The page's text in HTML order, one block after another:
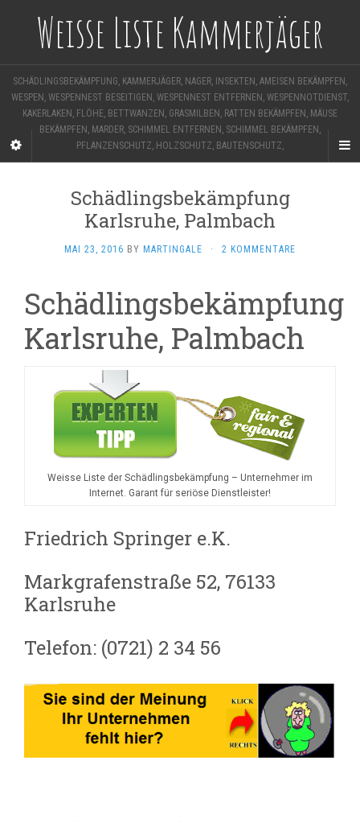
Weisse Liste Kammerjäger
SCHÄDLINGSBEKÄMPFUNG, KAMMERJÄGER, NAGER, INSEKTEN, AMEISEN BEKÄMPFEN,
WESPEN, WESPENNEST BESEITIGEN, WESPENNEST ENTFERNEN, WESPENNOTDIENST,
KAKERLAKEN, FLÖHE, BETTWANZEN, GRASMILBEN, RATTEN BEKÄMPFEN, MÄUSE
BEKÄMPFEN, MARDER, SCHIMMEL ENTFERNEN, SCHIMMEL BEKÄMPFEN,
PFLANZENSCHUTZ, HOLZSCHUTZ, BAUTENSCHUTZ,
Schädlingsbekämpfung
Karlsruhe, Palmbach
MAI 23, 2016 BY MARTINGALE · 2 KOMMENTARE
Schädlingsbekämpfung
Karlsruhe, Palmbach
Weisse Liste der Schädlingsbekämpfung – Unternehmer im
Internet. Garant für seriöse Dienstleister!
Friedrich Springer e.K.
Markgrafenstraße 52, 76133
Karlsruhe
Telefon: (0721) 2 34 56